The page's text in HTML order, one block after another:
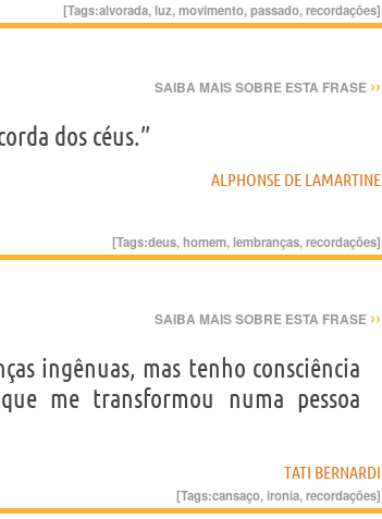
[Tags:alvorada,luz,movimento,passado,recordações]
SAIBA MAIS SOBRE ESTA FRASE ››
dos céus.”
ALPHONSE DE LAMARTINE
[Tags:deus,homem,lembranças,recordações]
SAIBA MAIS SOBRE ESTA FRASE ››
ingênuas, mas tenho consciência
me transformou numa pessoa
TATI BERNARDI
[Tags:cansaço,ironia,recordações]